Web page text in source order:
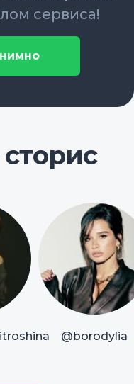
сервиса!
@borodylia